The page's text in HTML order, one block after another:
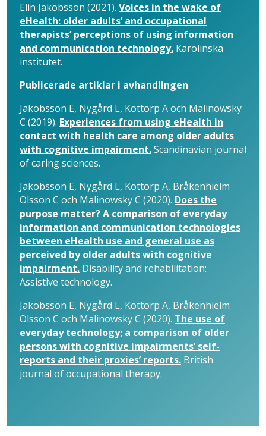
Elin Jakobsson (2021). Voices in the wake of
eHealth: older adults’ and occupational
therapists’ perceptions of using information
and communication technology. Karolinska
institutet.
Publicerade artiklar i avhandlingen
Jakobsson E, Nygård L, Kottorp A och Malinowsky
C (2019). Experiences from using eHealth in
contact with health care among older adults
with cognitive impairment.Scandinavian journal
of caring sciences.
Jakobsson E, Nygård L, Kottorp A, Bråkenhielm
Olsson C och Malinowsky C (2020). Does the
purpose matter? A comparison of everyday
information and communication technologies
between eHealth use and general use as
perceived by older adults with cognitive
impairment. Disability and rehabilitation:
Assistive technology.
Jakobsson E, Nygård L, Kottorp A, Bråkenhielm
Olsson C och Malinowsky C (2020). The use of
everyday technology; a comparison of older
persons with cognitive impairments’ self-
reports and their proxies’ reports. British
journal of occupational therapy.